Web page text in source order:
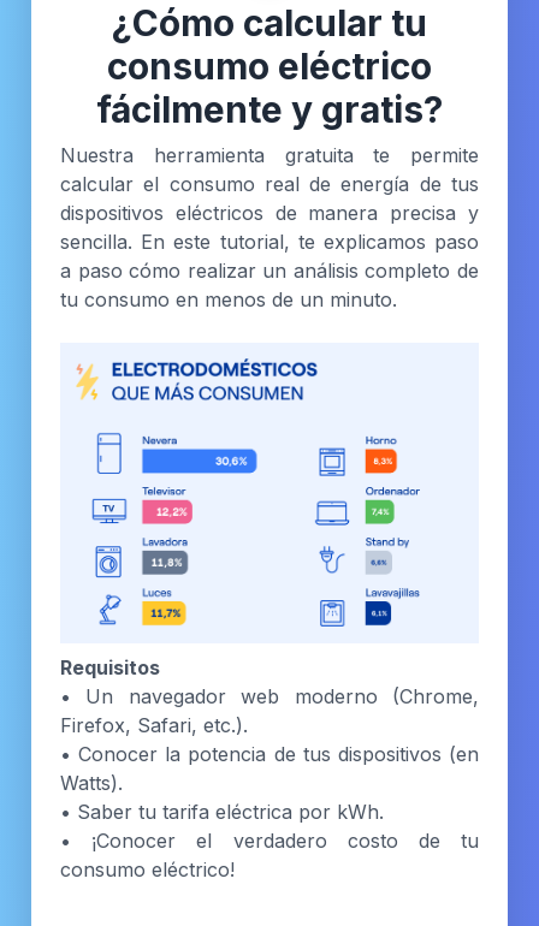
¿Cómo calcular tu
consumo eléctrico
fácilmente y gratis?
Nuestra herramienta gratuita te permite
calcular el consumo real de energía de tus
dispositivos eléctricos de manera precisa y
sencilla. En este tutorial, te explicamos paso
a paso cómo realizar un análisis completo de
tu consumo en menos de un minuto.
Requisitos
• Un navegador web moderno (Chrome,
Firefox, Safari, etc.).
• Conocer la potencia de tus dispositivos (en
Watts).
• Saber tu tarifa eléctrica por kWh.
• ¡Conocer el verdadero costo de tu
consumo eléctrico!